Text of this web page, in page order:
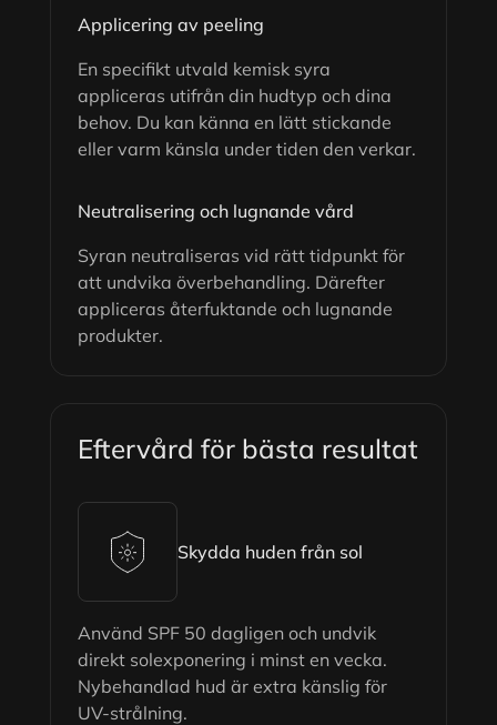
Applicering av peeling
En specifikt utvald kemisk syra
appliceras utifrån din hudtyp och dina
behov. Du kan känna en lätt stickande
eller varm känsla under tiden den verkar.
Neutralisering och lugnande vård
Syran neutraliseras vid rätt tidpunkt för
att undvika överbehandling. Därefter
appliceras återfuktande och lugnande
produkter.
Eftervård för bästa resultat
Skydda huden från sol
Använd SPF 50 dagligen och undvik
direkt solexponering i minst en vecka.
Nybehandlad hud är extra känslig för
UV-strålning.